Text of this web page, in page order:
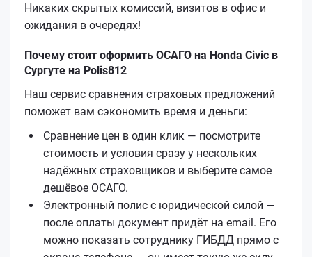
Никаких скрытых комиссий, визитов в офис и
ожидания в очередях!
Почему стоит оформить ОСАГО на Honda Civic в
Сургуте на Polis812
Наш сервис сравнения страховых предложений
поможет вам сэкономить время и деньги:
Сравнение цен в один клик — посмотрите
стоимость и условия сразу у нескольких
надёжных страховщиков и выберите самое
дешёвое ОСАГО.
Электронный полис с юридической силой —
после оплаты документ придёт на email. Его
можно показать сотруднику ГИБДД прямо с